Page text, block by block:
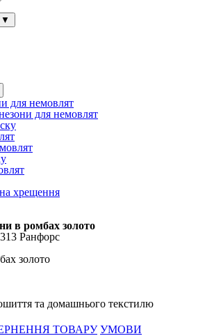
▼
для немовлят
для немовлят
хрещення
в ромбах золото
Ранфорс
золото
та домашнього текстилю
ТОВАРУ УМОВИ